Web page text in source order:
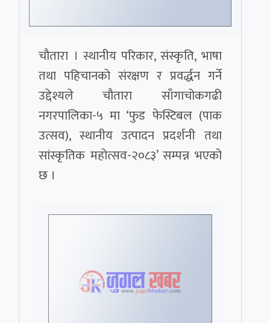
चौतारा । स्थानीय परिकार, संस्कृति, भाषा
तथा पहिचानको संरक्षण र प्रवर्द्धन गर्ने
उद्देश्यले चौतारा साँगाचोकगढी
नगरपालिका-५ मा ‘फुड फेस्टिबल (पाक
उत्सव), स्थानीय उत्पादन प्रदर्शनी तथा
सांस्कृतिक महोत्सव-२०८३’ सम्पन्न भएको
छ ।